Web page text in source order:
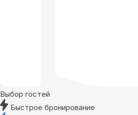
Выбор гостей
Быстрое бронирование